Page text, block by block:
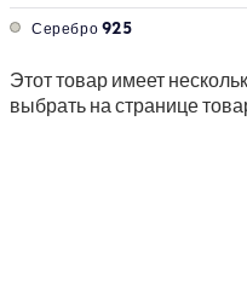
Серебро 925
Этот товар имеет
выбрать на странице